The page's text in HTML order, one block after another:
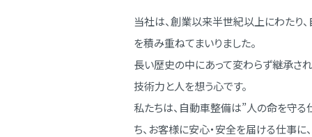
当社は、創業以来半世紀以上にわたり
を積み重ねてまいりました。
⻑い歴史の中にあって変わらず継承さ
技術⼒と⼈を想う⼼です。
私たちは、⾃動⾞整備は”⼈の命を守る
ち、お客様に安⼼・安全を届ける仕事に